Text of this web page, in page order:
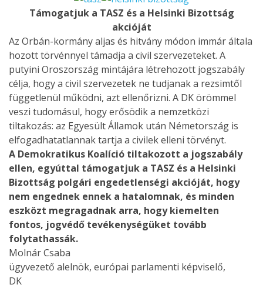
Támogatjuk a TASZ és a Helsinki Bizottság
akcióját
Az Orbán-kormány aljas és hitvány módon immár általa
hozott törvénnyel támadja a civil szervezeteket. A
putyini Oroszország mintájára létrehozott jogszabály
célja, hogy a civil szervezetek ne tudjanak a rezsimtől
függetlenül működni, azt ellenőrizni. A DK örömmel
veszi tudomásul, hogy erősödik a nemzetközi
tiltakozás: az Egyesült Államok után Németország is
elfogadhatatlannak tartja a civilek elleni törvényt.
A Demokratikus Koalíció tiltakozott a jogszabály
ellen, egyúttal támogatjuk a TASZ és a Helsinki
Bizottság polgári engedetlenségi akcióját, hogy
nem engednek ennek a hatalomnak, és minden
eszközt megragadnak arra, hogy kiemelten
fontos, jogvédő tevékenységüket tovább
folytathassák.
Molnár Csaba
ügyvezető alelnök, európai parlamenti képviselő,
DK